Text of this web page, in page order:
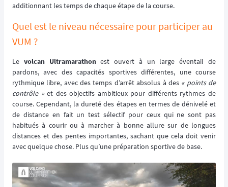
additionnant les temps de chaque étape de la course.
Quel est le niveau nécessaire pour participer au
VUM ?
Le volcan Ultramarathonest ouvert à un large éventail de
pardons, avec des capacités sportives différentes, une course
rythmique libre, avec des temps d’arrêt absolus à des « points de
contrôle »et des objectifs ambitieux pour différents rythmes de
course. Cependant, la dureté des étapes en termes de dénivelé et
de distance en fait un test sélectif pour ceux qui ne sont pas
habitués à courir ou à marcher à bonne allure sur de longues
distances et des pentes importantes, sachant que cela doit venir
avec quelque chose. Plus qu’une préparation sportive de base.